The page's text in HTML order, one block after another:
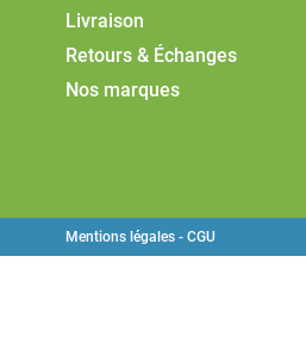
Livraison
Retours & Échanges
Nos marques
Mentions légales - CGU